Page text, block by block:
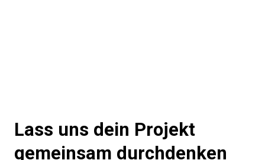
Lass uns dein Projekt
gemeinsam durchdenken